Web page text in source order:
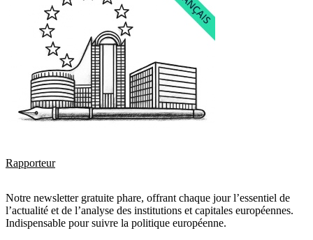
Rapporteur
Notre newsletter gratuite phare, offrant chaque jour l’essentiel de
l’actualité et de l’analyse des institutions et capitales européennes.
Indispensable pour suivre la politique européenne.